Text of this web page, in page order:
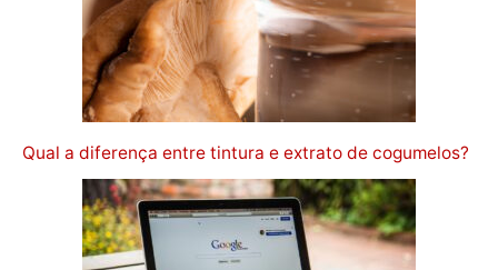
Qual a diferença entre tintura e extrato de cogumelos?